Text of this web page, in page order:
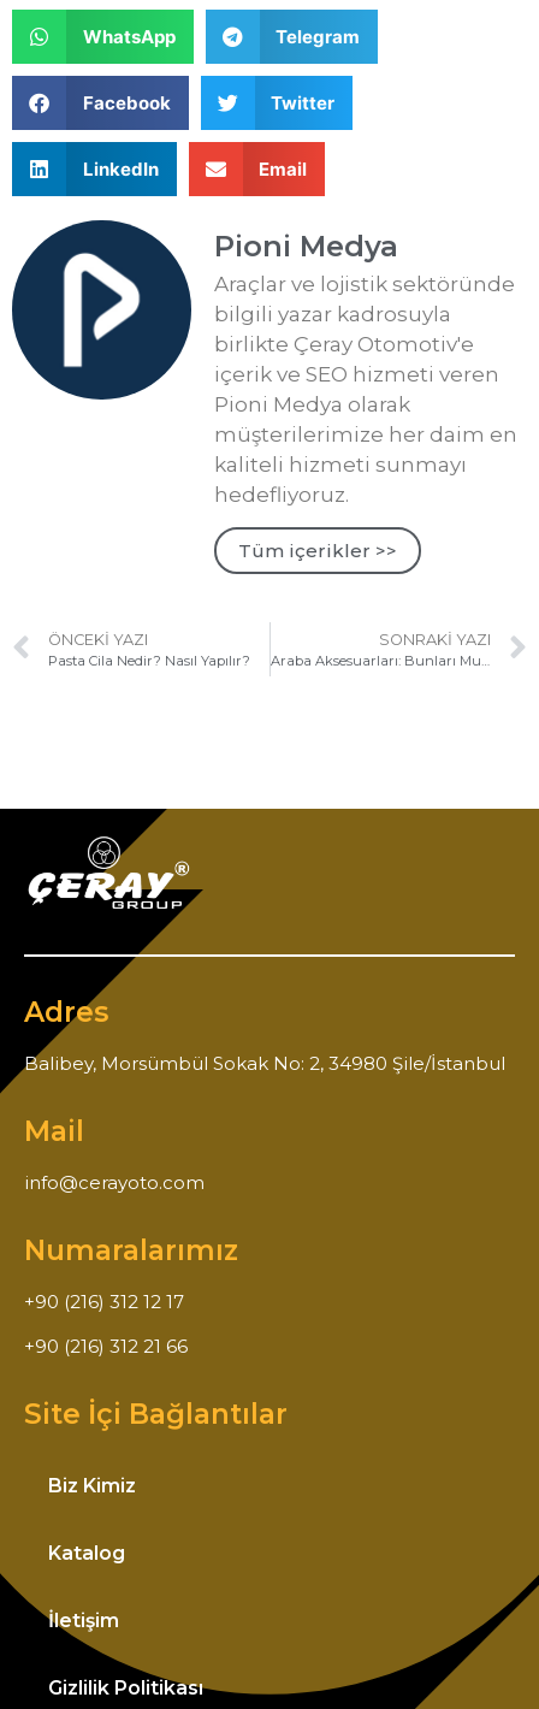
WhatsApp Telegram
Facebook Twitter
LinkedIn Email
Pioni Medya
Araçlar ve lojistik sektöründe
bilgili yazar kadrosuyla
birlikte Çeray Otomotiv'e
içerik ve SEO hizmeti veren
Pioni Medya olarak
müşterilerimize her daim en
kaliteli hizmeti sunmayı
hedefliyoruz.
Tüm içerikler >>
ÖNCEKI YAZI
Pasta Cila Nedir? Nasıl Yapılır?
SONRAKI YAZI
Adres
Balibey, Morsümbül Sokak No: 2, 34980 Şile/İstanbul
Mail
info@cerayoto.com
Numaralarımız
+90 (216) 312 12 17
+90 (216) 312 21 66
Site İçi Bağlantılar
Biz Kimiz
Katalog
İletişim
Gizlilik Politikası